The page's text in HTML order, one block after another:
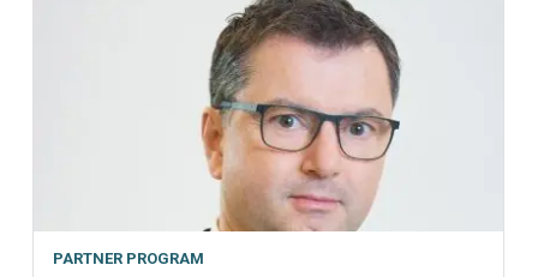
PARTNER PROGRAM